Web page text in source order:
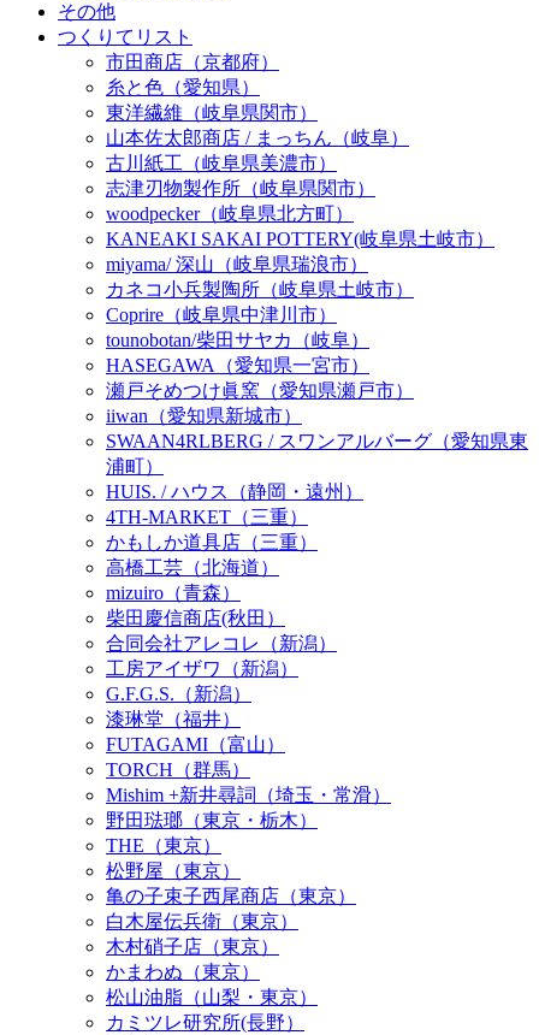
その他
つくりてリスト
市田商店（京都府）
糸と色（愛知県）
東洋繊維（岐阜県関市）
山本佐太郎商店 / まっちん（岐阜）
古川紙工（岐阜県美濃市）
志津刃物製作所（岐阜県関市）
woodpecker（岐阜県北方町）
KANEAKI SAKAI POTTERY(岐阜県土岐市）
miyama/ 深山（岐阜県瑞浪市）
カネコ小兵製陶所（岐阜県土岐市）
Coprire（岐阜県中津川市）
tounobotan/柴田サヤカ（岐阜）
HASEGAWA（愛知県一宮市）
瀬戸そめつけ眞窯（愛知県瀬戸市）
iiwan（愛知県新城市）
SWAAN4RLBERG / スワンアルバーグ（愛知県東
浦町）
HUIS. / ハウス（静岡・遠州）
4TH-MARKET（三重）
かもしか道具店（三重）
高橋工芸（北海道）
mizuiro（青森）
柴田慶信商店(秋田）
合同会社アレコレ（新潟）
工房アイザワ（新潟）
G.F.G.S.（新潟）
漆琳堂（福井）
FUTAGAMI（富山）
TORCH（群馬）
Mishim +新井尋詞（埼玉・常滑）
野田琺瑯（東京・栃木）
THE（東京）
松野屋（東京）
亀の子束子西尾商店（東京）
白木屋伝兵衛（東京）
木村硝子店（東京）
かまわぬ（東京）
松山油脂（山梨・東京）
カミツレ研究所(長野）